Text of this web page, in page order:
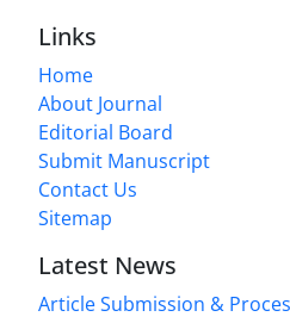
Links
Home
About Journal
Editorial Board
Submit Manuscript
Contact Us
Sitemap
Latest News
Article Submission &